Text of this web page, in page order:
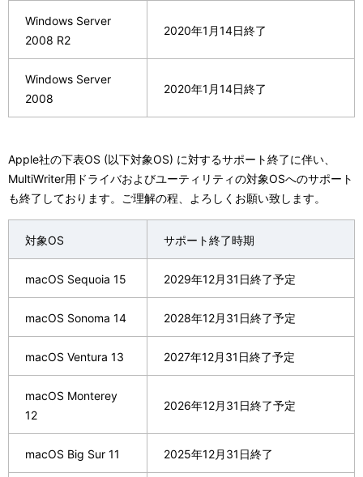
Windows Server
2008 R2
2020年1月14日終了
Windows Server
2008
2020年1月14日終了
Apple社の下表OS (以下対象OS) に対するサポート終了に伴い、
MultiWriter用ドライバおよびユーティリティの対象OSへのサポート
も終了しております。ご理解の程、よろしくお願い致します。
対象OS サポート終了時期
macOS Sequoia 15 2029年12月31日終了予定
macOS Sonoma 14 2028年12月31日終了予定
macOS Ventura 13 2027年12月31日終了予定
macOS Monterey
12
2026年12月31日終了予定
macOS Big Sur 11 2025年12月31日終了